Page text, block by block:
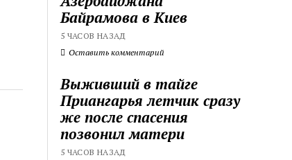
Байрамова в Киев
5 ЧАСОВ НАЗАД
Оставить комментарий
Выживший в тайге
Приангарья летчик сразу
же после спасения
позвонил матери
5 ЧАСОВ НАЗАД